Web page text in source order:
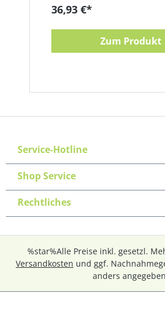
36,93 €*
Zum Produkt
Service-Hotline
Shop Service
Rechtliches
%star%Alle Preise inkl. gesetzl.
Versandkosten und ggf.
anders